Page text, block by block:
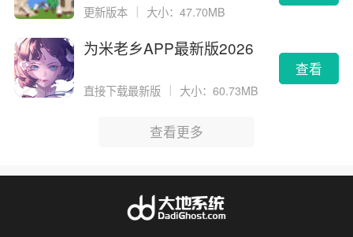
更新版本 ｜ 大小：47.70MB
为米老乡APP最新版2026
直接下载最新版 大小：60.73MB
查看
查看更多